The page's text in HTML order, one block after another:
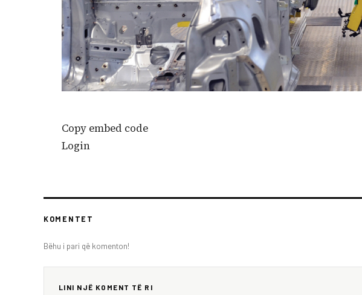
Copy embed code
Login
KOMENTET
Bëhu i pari që komenton!
LINI NJË KOMENT TË RI